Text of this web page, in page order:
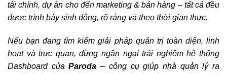
tài chính, dự án cho đến marketing & bán hàng – tất cả đều
được trình bày sinh động, rõ ràng và theo thời gian thực.
Nếu bạn đang tìm kiếm giải pháp quản trị toàn diện, linh
hoạt và trực quan, đừng ngần ngại trải nghiệm hệ thống
Dashboard củaParoda – công cụ giúp nhà quản lý ra